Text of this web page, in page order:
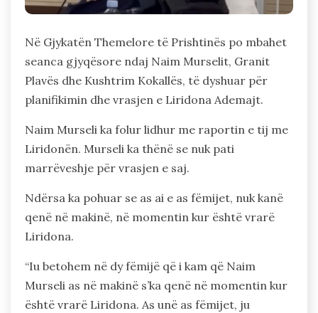
Në Gjykatën Themelore të Prishtinës po mbahet
seanca gjyqësore ndaj Naim Murselit, Granit
Plavës dhe Kushtrim Kokallës, të dyshuar për
planifikimin dhe vrasjen e Liridona Ademajt.
Naim Murseli ka folur lidhur me raportin e tij me
Liridonën. Murseli ka thënë se nuk pati
marrëveshje për vrasjen e saj.
Ndërsa ka pohuar se as ai e as fëmijet, nuk kanë
qenë në makinë, në momentin kur është vrarë
Liridona.
“Iu betohem në dy fëmijë që i kam që Naim
Murseli as në makinë s’ka qenë në momentin kur
është vrarë Liridona. As unë as fëmijet, ju